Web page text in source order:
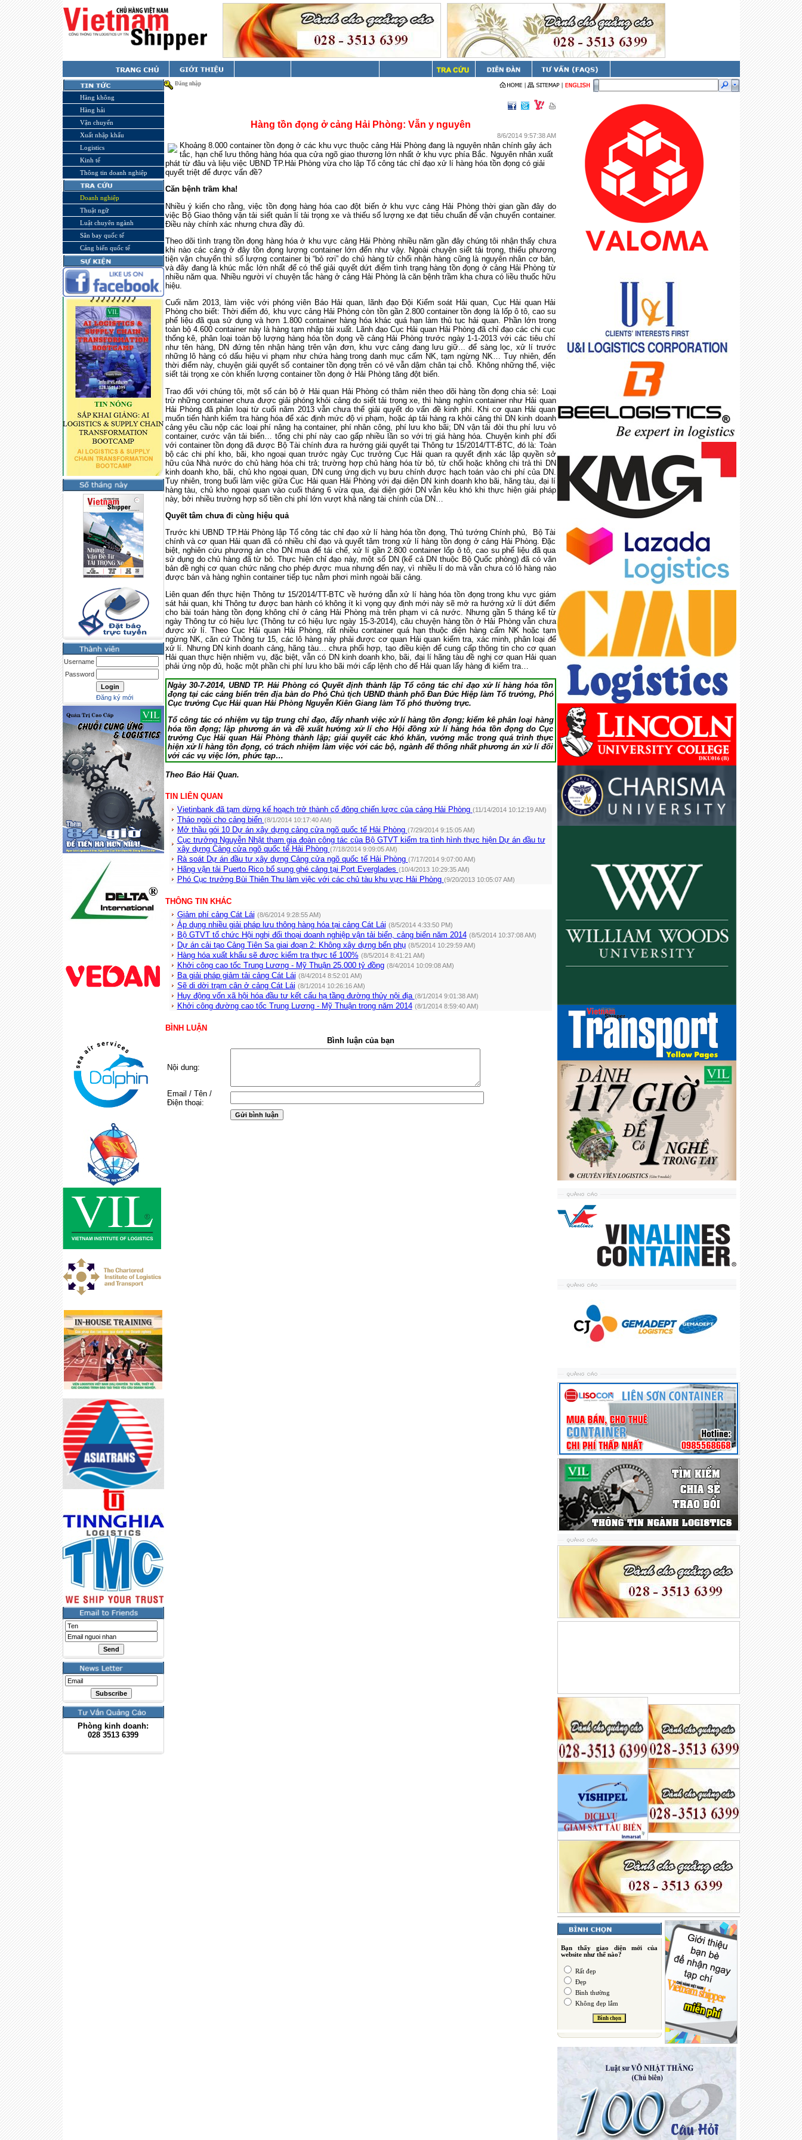
Hàng không
Hàng hải
Vận chuyển
Xuất nhập khẩu
Logistics
Kinh tế
Thông tin doanh nghiệp
Doanh nghiệp
Thuật ngữ
Luật chuyên ngành
Sân bay quốc tế
Cảng biển quốc tế
Username
Password
Đăng ký mới
Phòng kinh doanh:
028 3513 6399
Đăng nhập
Hàng tồn đọng ở cảng Hải Phòng: Vẫn y nguyên
8/6/2014 9:57:38 AM
Khoảng 8.000 container tồn đọng ở các khu vực thuộc cảng Hải Phòng đang là nguyên nhân chính gây ách
tắc, hạn chế lưu thông hàng hóa qua cửa ngõ giao thương lớn nhất ở khu vực phía Bắc. Nguyên nhân xuất
phát từ đâu và liệu việc UBND TP.Hải Phòng vừa cho lập Tổ công tác chỉ đạo xử lí hàng hóa tồn đọng có giải
quyết triệt để được vấn đề?
Căn bệnh trầm kha!
Nhiều ý kiến cho rằng, việc tồn đọng hàng hóa cao đột biến ở khu vực cảng Hải Phòng thời gian gần đây do
việc Bộ Giao thông vận tải siết quản lí tải trọng xe và thiếu số lượng xe đạt tiêu chuẩn để vận chuyển container.
Điều này chính xác nhưng chưa đầy đủ.
Theo dõi tình trạng tồn đọng hàng hóa ở khu vực cảng Hải Phòng nhiều năm gần đây chúng tôi nhận thấy chưa
khi nào các cảng ở đây tồn đọng lượng container lớn đến như vậy. Ngoài chuyện siết tải trọng, thiếu phương
tiện vận chuyển thì số lượng container bị “bỏ rơi” do chủ hàng từ chối nhận hàng cũng là nguyên nhân cơ bản,
và đây đang là khúc mắc lớn nhất để có thể giải quyết dứt điểm tình trạng hàng tồn đọng ở cảng Hải Phòng từ
nhiều năm qua. Nhiều người ví chuyện tắc hàng ở cảng Hải Phòng là căn bệnh trầm kha chưa có liều thuốc hữu
hiệu.
Cuối năm 2013, làm việc với phóng viên Báo Hải quan, lãnh đạo Đội Kiểm soát Hải quan, Cục Hải quan Hải
Phòng cho biết: Thời điểm đó, khu vực cảng Hải Phòng còn tồn gần 2.800 container tồn đọng là lốp ô tô, cao su
phế liệu đã qua sử dụng và hơn 1.800 container hàng hóa khác quá hạn làm thủ tục hải quan. Phần lớn trong
toàn bộ 4.600 container này là hàng tạm nhập tái xuất. Lãnh đạo Cục Hải quan Hải Phòng đã chỉ đạo các chi cục
thống kê, phân loại toàn bộ lượng hàng hóa tồn đọng về cảng Hải Phòng trước ngày 1-1-2013 với các tiêu chí
như tên hàng, DN đứng tên nhận hàng trên vận đơn, khu vực cảng đang lưu giữ... để sàng lọc, xử lí trước
những lô hàng có dấu hiệu vi phạm như chứa hàng trong danh mục cấm NK, tạm ngừng NK… Tuy nhiên, đến
thời điểm này, chuyện giải quyết số container tồn đọng trên có vẻ vẫn dậm chân tại chỗ. Không những thế, việc
siết tải trọng xe còn khiến lượng container tồn đọng ở Hải Phòng tăng đột biến.
Trao đổi với chúng tôi, một số cán bộ ở Hải quan Hải Phòng có thâm niên theo dõi hàng tồn đọng chia sẻ: Loại
trừ những container chưa được giải phóng khỏi cảng do siết tải trọng xe, thì hàng nghìn container như Hải quan
Hải Phòng đã phân loại từ cuối năm 2013 vẫn chưa thể giải quyết do vấn đề kinh phí. Khi cơ quan Hải quan
muốn tiến hành kiểm tra hàng hóa để xác định mức độ vi phạm, hoặc áp tải hàng ra khỏi cảng thì DN kinh doanh
cảng yêu cầu nộp các loại phí nâng hạ container, phí nhân công, phí lưu kho bãi; DN vận tải đòi thu phí lưu vỏ
container, cước vận tải biển… tổng chi phí này cao gấp nhiều lần so với trị giá hàng hóa. Chuyện kinh phí đối
với container tồn đọng đã được Bộ Tài chính đưa ra hướng giải quyết tại Thông tư 15/2014/TT-BTC, đó là: Toàn
bộ các chi phí kho, bãi, kho ngoại quan trước ngày Cục trưởng Cục Hải quan ra quyết định xác lập quyền sở
hữu của Nhà nước do chủ hàng hóa chi trả; trường hợp chủ hàng hóa từ bỏ, từ chối hoặc không chi trả thì DN
kinh doanh kho, bãi, chủ kho ngoại quan, DN cung ứng dịch vụ bưu chính được hạch toán vào chi phí của DN.
Tuy nhiên, trong buổi làm việc giữa Cục Hải quan Hải Phòng với đại diện DN kinh doanh kho bãi, hãng tàu, đại lí
hàng tàu, chủ kho ngoại quan vào cuối tháng 6 vừa qua, đại diện giới DN vẫn kêu khó khi thực hiện giải pháp
này, bởi nhiều trường hợp số tiền chi phí lớn vượt khả năng tài chính của DN…
Quyết tâm chưa đi cùng hiệu quả
Trước khi UBND TP.Hải Phòng lập Tổ công tác chỉ đạo xử lí hàng hóa tồn đọng, Thủ tướng Chính phủ, Bộ Tài
chính và cơ quan Hải quan đã có nhiều chỉ đạo và quyết tâm trong xử lí hàng tồn đọng ở cảng Hải Phòng. Đặc
biệt, nghiên cứu phương án cho DN mua để tái chế, xử lí gần 2.800 container lốp ô tô, cao su phế liệu đã qua
sử dụng do chủ hàng đã từ bỏ. Thực hiện chỉ đạo này, một số DN (kể cả DN thuộc Bộ Quốc phòng) đã có văn
bản đề nghị cơ quan chức năng cho phép được mua nhưng đến nay, vì nhiều lí do mà vẫn chưa có lô hàng nào
được bán và hàng nghìn container tiếp tục nằm phơi mình ngoài bãi cảng.
Liên quan đến thực hiện Thông tư 15/2014/TT-BTC về hướng dẫn xử lí hàng hóa tồn đọng trong khu vực giám
sát hải quan, khi Thông tư được ban hành có không ít kì vọng quy định mới này sẽ mở ra hướng xử lí dứt điểm
cho bài toán hàng tồn đọng không chỉ ở cảng Hải Phòng mà trên phạm vi cả nước. Nhưng gần 5 tháng kể từ
ngày Thông tư có hiệu lực (Thông tư có hiệu lực ngày 15-3-2014), câu chuyện hàng tồn ở Hải Phòng vẫn chưa
được xử lí. Theo Cục Hải quan Hải Phòng, rất nhiều container quá hạn thuộc diện hàng cấm NK hoặc tạm
ngừng NK, căn cứ Thông tư 15, các lô hàng này phải được cơ quan Hải quan kiểm tra, xác minh, phân loại để
xử lí. Nhưng DN kinh doanh cảng, hãng tàu… chưa phối hợp, tạo điều kiện để cung cấp thông tin cho cơ quan
Hải quan thực hiện nhiệm vụ, đặc biệt, vẫn có DN kinh doanh kho, bãi, đại lí hãng tàu đề nghị cơ quan Hải quan
phải ứng nộp đủ, hoặc một phần chi phí lưu kho bãi mới cấp lệnh cho để Hải quan lấy hàng đi kiểm tra…
Ngày 30-7-2014, UBND TP. Hải Phòng có Quyết định thành lập Tổ công tác chỉ đạo xử lí hàng hóa tồn
đọng tại các cảng biển trên địa bàn do Phó Chủ tịch UBND thành phố Đan Đức Hiệp làm Tổ trưởng, Phó
Cục trưởng Cục Hải quan Hải Phòng Nguyễn Kiên Giang làm Tổ phó thường trực.
Tổ công tác có nhiệm vụ tập trung chỉ đạo, đẩy nhanh việc xử lí hàng tồn đọng; kiểm kê phân loại hàng
hóa tồn đọng; lập phương án và đề xuất hướng xử lí cho Hội đồng xử lí hàng hóa tồn đọng do Cục
trưởng Cục Hải quan Hải Phòng thành lập; giải quyết các khó khăn, vướng mắc trong quá trình thực
hiện xử lí hàng tồn đọng, có trách nhiệm làm việc với các bộ, ngành để thống nhất phương án xử lí đối
với các vụ việc lớn, phức tạp…
Theo Báo Hải Quan.
TIN LIÊN QUAN
Vietinbank đã tạm dừng kế hoạch trở thành cổ đông chiến lược của cảng Hải Phòng (11/14/2014 10:12:19 AM)
Tháo ngòi cho cảng biển (8/1/2014 10:17:40 AM)
Mở thầu gói 10 Dự án xây dựng cảng cửa ngõ quốc tế Hải Phòng (7/29/2014 9:15:05 AM)
Cục trưởng Nguyễn Nhật tham gia đoàn công tác của Bộ GTVT kiểm tra tình hình thực hiện Dự án đầu tư
xây dựng Cảng cửa ngõ quốc tế Hải Phòng (7/18/2014 9:09:05 AM)
Rà soát Dự án đầu tư xây dựng Cảng cửa ngõ quốc tế Hải Phòng (7/17/2014 9:07:00 AM)
Hãng vận tải Puerto Rico bổ sung ghé cảng tại Port Everglades (10/4/2013 10:29:35 AM)
Phó Cục trưởng Bùi Thiên Thu làm việc với các chủ tàu khu vực Hải Phòng (9/20/2013 10:05:07 AM)
THÔNG TIN KHÁC
Giảm phí cảng Cát Lái (8/6/2014 9:28:55 AM)
Áp dụng nhiều giải pháp lưu thông hàng hóa tại cảng Cát Lái (8/5/2014 4:33:50 PM)
Bộ GTVT tổ chức Hội nghị đối thoại doanh nghiệp vận tải biển, cảng biển năm 2014 (8/5/2014 10:37:08 AM)
Dự án cải tạo Cảng Tiên Sa giai đoạn 2: Không xây dựng bến phụ (8/5/2014 10:29:59 AM)
Hàng hóa xuất khẩu sẽ được kiểm tra thực tế 100% (8/5/2014 8:41:21 AM)
Khởi công cao tốc Trung Lương - Mỹ Thuận 25.000 tỷ đồng (8/4/2014 10:09:08 AM)
Ba giải pháp giảm tải cảng Cát Lái (8/4/2014 8:52:01 AM)
Sẽ di dời trạm cân ở cảng Cát Lái (8/1/2014 10:26:16 AM)
Huy động vốn xã hội hóa đầu tư kết cấu hạ tầng đường thủy nội địa (8/1/2014 9:01:38 AM)
Khởi công đường cao tốc Trung Lương - Mỹ Thuận trong năm 2014 (8/1/2014 8:59:40 AM)
BÌNH LUẬN
Bình luận của bạn
Nội dung:
Email / Tên /
Điện thoại:
Bạn thấy giao diện mới của
website như thế nào?
Rất đẹp
Đẹp
Bình thường
Không đẹp lắm